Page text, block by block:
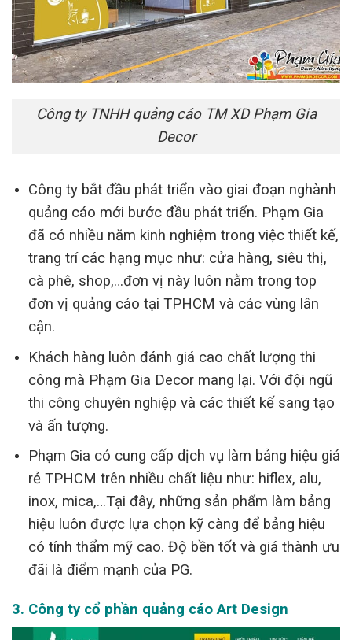
Công ty TNHH quảng cáo TM XD Phạm Gia
Decor
Công ty bắt đầu phát triển vào giai đoạn nghành
quảng cáo mới bước đầu phát triển. Phạm Gia
đã có nhiều năm kinh nghiệm trong việc thiết kế,
trang trí các hạng mục như: cửa hàng, siêu thị,
cà phê, shop,…đơn vị này luôn nằm trong top
đơn vị quảng cáo tại TPHCM và các vùng lân
cận.
Khách hàng luôn đánh giá cao chất lượng thi
công mà Phạm Gia Decor mang lại. Với đội ngũ
thi công chuyên nghiệp và các thiết kế sang tạo
và ấn tượng.
Phạm Gia có cung cấp dịch vụ làm bảng hiệu giá
rẻ TPHCM trên nhiều chất liệu như: hiflex, alu,
inox, mica,…Tại đây, những sản phẩm làm bảng
hiệu luôn được lựa chọn kỹ càng để bảng hiệu
có tính thẩm mỹ cao. Độ bền tốt và giá thành ưu
đãi là điểm mạnh của PG.
3. Công ty cổ phần quảng cáo Art Design